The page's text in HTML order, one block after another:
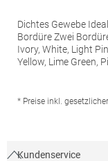
Dichtes Gewebe Ideal für Veredelungen Sauber gearbeitete
Bordüre Zwei Bordüren, 1,5 cm Robuste Verarbeitung Pastel:
Ivory, White, Light Pink, Light Blue
Yellow, Lime Green, Pink,
Orange, Anthracite
Pastel und Medium
Berkel und Rodenrijs
* Preise inkl.
Kundenservice